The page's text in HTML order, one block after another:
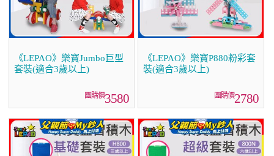
《LEPAO》樂寶Jumbo巨型
套裝(適合3歲以上)
3580
《LEPAO》樂寶P880粉彩套
裝(適合3歲以上)
2780